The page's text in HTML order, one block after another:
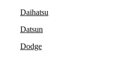
Daihatsu
Datsun
Dodge